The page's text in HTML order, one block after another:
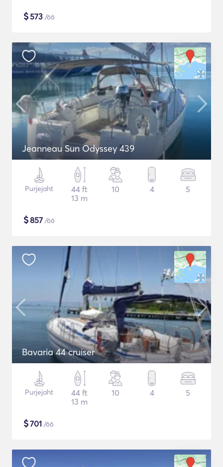
$573 /öö
Jeanneau Sun Odyssey 439
Purjejaht
44 ft
13 m
10 4 5
$857 /öö
Bavaria 44 cruiser
Purjejaht
44 ft
13 m
10 4 5
$701 /öö